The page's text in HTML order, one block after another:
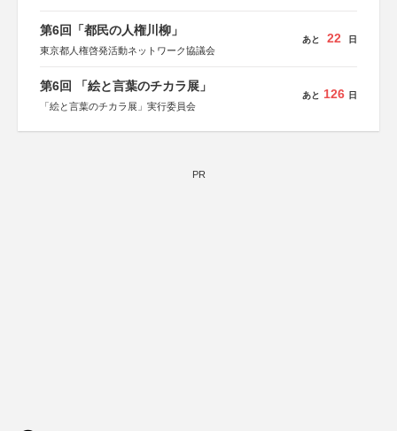
第6回「都民の人権川柳」
東京都人権啓発活動ネットワーク協議会
あと 22 日
第6回 「絵と言葉のチカラ展」
「絵と言葉のチカラ展」実行委員会
あと 126 日
PR